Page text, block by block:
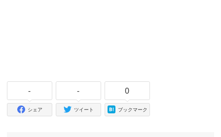
-
シェア
-
ツイート
0
ブックマーク